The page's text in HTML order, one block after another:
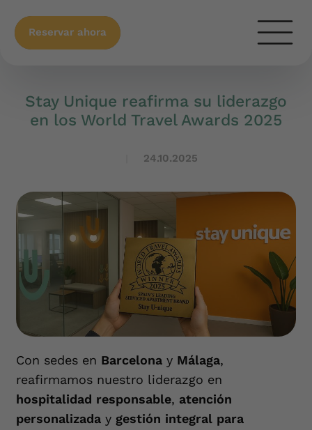
Reservar ahora
Stay Unique reafirma su liderazgo
en los World Travel Awards 2025
24.10.2025
Con sedes en Barcelona y Málaga,
reafirmamos nuestro liderazgo en
hospitalidad responsable, atención
personalizada y gestión integral para